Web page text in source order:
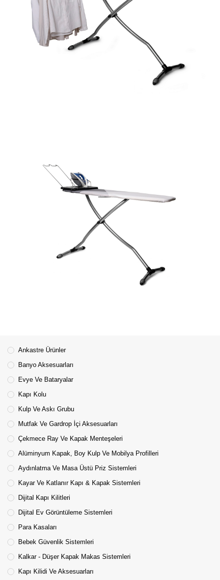
Ankastre Ürünler
Banyo Aksesuarları
Evye Ve Bataryalar
Kapı Kolu
Kulp Ve Askı Grubu
Mutfak Ve Gardrop İçi Aksesuarları
Çekmece Ray Ve Kapak Menteşeleri
Alüminyum Kapak, Boy Kulp Ve Mobilya Profilleri
Aydınlatma Ve Masa Üstü Priz Sistemleri
Kayar Ve Katlanır Kapı & Kapak Sistemleri
Dijital Kapı Kilitleri
Dijital Ev Görüntüleme Sistemleri
Para Kasaları
Bebek Güvenlik Sistemleri
Kalkar - Düşer Kapak Makas Sistemleri
Kapı Kilidi Ve Aksesuarları